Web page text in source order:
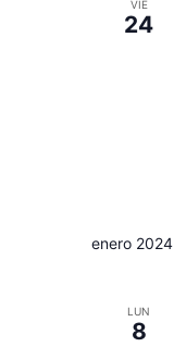
VIE
24
enero 2024
LUN
8